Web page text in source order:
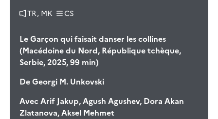
TR, MK CS
Le Garçon qui faisait danser les collines
(Macédoine du Nord, République tchèque,
Serbie, 2025, 99 min)
DeGeorgi M. Unkovski
AvecArif Jakup, Agush Agushev, Dora Akan
Zlatanova, Aksel Mehmet